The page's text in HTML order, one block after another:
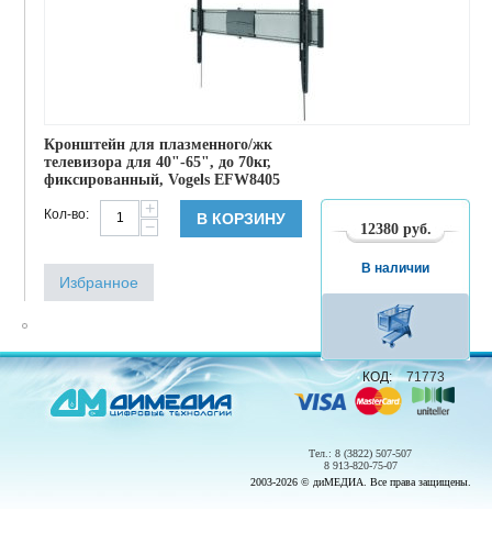
Кронштейн для плазменного/жк
телевизора для 40"-65", до 70кг,
фиксированный, Vogels EFW8405
12380 руб.
КОД: 71773
В наличии
Кол-во:
+
−
В КОРЗИНУ
Избранное
Тел.: 8 (3822) 507-507
8 913-820-75-07
2003-2026 © диМЕДИА. Все права защищены.